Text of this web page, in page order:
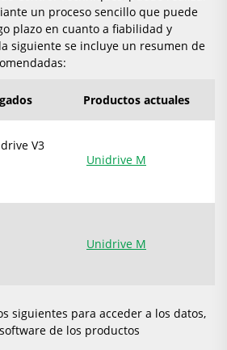
un proceso sencillo que puede
plazo en cuanto a fiabilidad y
siguiente se incluye un resumen de
Productos actuales
V3
Unidrive M
Unidrive M
siguientes para acceder a los datos,
de los productos